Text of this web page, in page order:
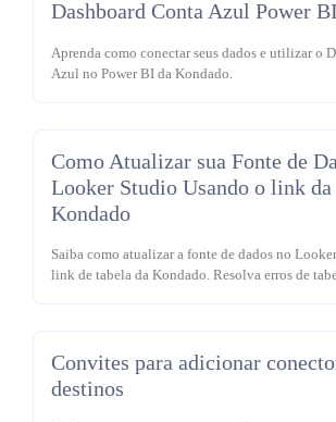
Dashboard Conta Azul Power BI
Aprenda como conectar seus dados e utilizar o
Azul no Power BI da Kondado.
Como Atualizar sua Fonte de
Looker Studio Usando o link da
Kondado
Saiba como atualizar a fonte de dados no
link de tabela da Kondado. Resolva erros de
Convites para adicionar
destinos